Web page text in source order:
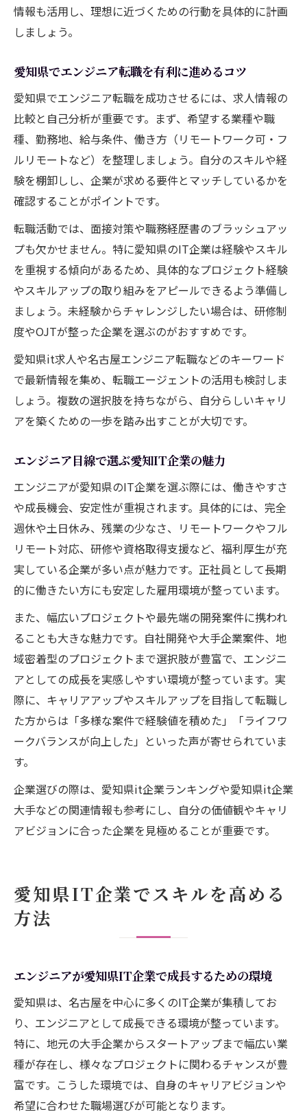
情報も活用し、理想に近づくための行動を具体的に計画
しましょう。
愛知県でエンジニア転職を有利に進めるコツ
愛知県でエンジニア転職を成功させるには、求人情報の
比較と自己分析が重要です。まず、希望する業種や職
種、勤務地、給与条件、働き方（リモートワーク可・フ
ルリモートなど）を整理しましょう。自分のスキルや経
験を棚卸しし、企業が求める要件とマッチしているかを
確認することがポイントです。
転職活動では、面接対策や職務経歴書のブラッシュアッ
プも欠かせません。特に愛知県のIT企業は経験やスキル
を重視する傾向があるため、具体的なプロジェクト経験
やスキルアップの取り組みをアピールできるよう準備し
ましょう。未経験からチャレンジしたい場合は、研修制
度やOJTが整った企業を選ぶのがおすすめです。
愛知県it求人や名古屋エンジニア転職などのキーワード
で最新情報を集め、転職エージェントの活用も検討しま
しょう。複数の選択肢を持ちながら、自分らしいキャリ
アを築くための一歩を踏み出すことが大切です。
エンジニア目線で選ぶ愛知IT企業の魅力
エンジニアが愛知県のIT企業を選ぶ際には、働きやすさ
や成長機会、安定性が重視されます。具体的には、完全
週休や土日休み、残業の少なさ、リモートワークやフル
リモート対応、研修や資格取得支援など、福利厚生が充
実している企業が多い点が魅力です。正社員として長期
的に働きたい方にも安定した雇用環境が整っています。
また、幅広いプロジェクトや最先端の開発案件に携われ
ることも大きな魅力です。自社開発や大手企業案件、地
域密着型のプロジェクトまで選択肢が豊富で、エンジニ
アとしての成長を実感しやすい環境が整っています。実
際に、キャリアアップやスキルアップを目指して転職し
た方からは「多様な案件で経験値を積めた」「ライフワ
ークバランスが向上した」といった声が寄せられていま
す。
企業選びの際は、愛知県it企業ランキングや愛知県it企業
大手などの関連情報も参考にし、自分の価値観やキャリ
アビジョンに合った企業を見極めることが重要です。
愛知県IT企業でスキルを高める
方法
エンジニアが愛知県IT企業で成長するための環境
愛知県は、名古屋を中心に多くのIT企業が集積してお
り、エンジニアとして成長できる環境が整っています。
特に、地元の大手企業からスタートアップまで幅広い業
種が存在し、様々なプロジェクトに関わるチャンスが豊
富です。こうした環境では、自身のキャリアビジョンや
希望に合わせた職場選びが可能となります。